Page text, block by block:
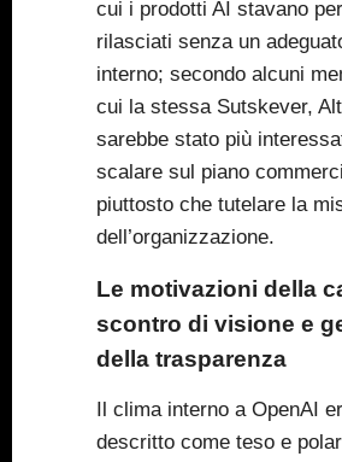
cui i prodotti AI stavano
rilasciati senza un
interno; secondo alcuni
cui la stessa Sutskever,
sarebbe stato più
scalare sul piano
piuttosto che tutelare la
dell’organizzazione.
Le motivazioni della
scontro di visione e
della trasparenza
Il clima interno a OpenAI
descritto come teso e